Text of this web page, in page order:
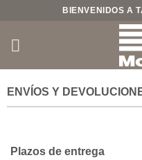
contenido
BIENVENIDOS A
ENVÍOS Y
Plazos de entrega